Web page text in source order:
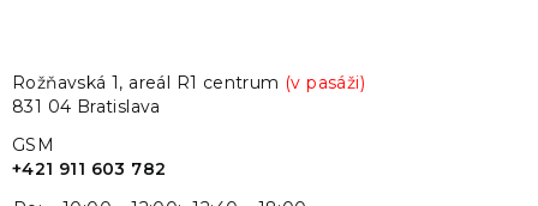
Rožňavská 1, areál R1 centrum (v pasáži)
831 04 Bratislava
GSM
+421 911 603 782